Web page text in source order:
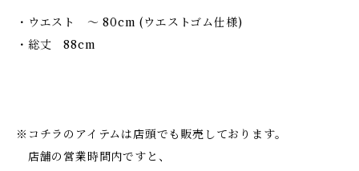
・ウエスト 〜 80cm (ウエストゴム仕様)
・総丈 88cm
※コチラのアイテムは店頭でも販売しております。
店舗の営業時間内ですと、